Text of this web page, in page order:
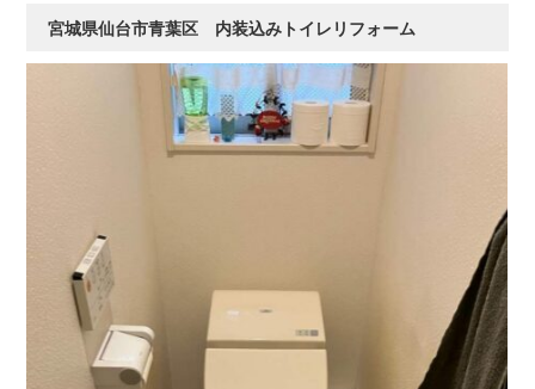
宮城県仙台市青葉区 内装込みトイレリフォーム